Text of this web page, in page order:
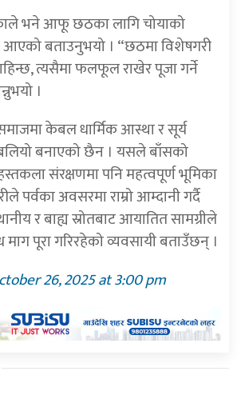
भने आफू छठका लागि चोयाको
आएको बताउनुभयो । “छठमा विशेषगरी
त्यसैमा फलफूल राखेर पूजा गर्ने
।
केबल धार्मिक आस्था र सूर्य
बलियो बनाएको छैन । यसले बाँसको
संरक्षणमा पनि महत्वपूर्ण भूमिका
पर्वका अवसरमा राम्रो आम्दानी गर्दै
र बाह्य स्रोतबाट आयातित सामग्रीले
माग पूरा गरिरहेको व्यवसायी बताउँछन् ।
26, 2025 at 3:00 pm